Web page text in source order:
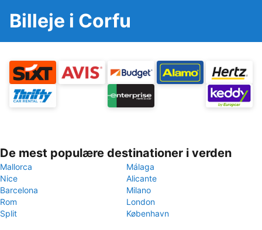
Billeje i Corfu
De mest populære destinationer i verden
Mallorca
Málaga
Nice
Alicante
Barcelona
Milano
Rom
London
Split
København